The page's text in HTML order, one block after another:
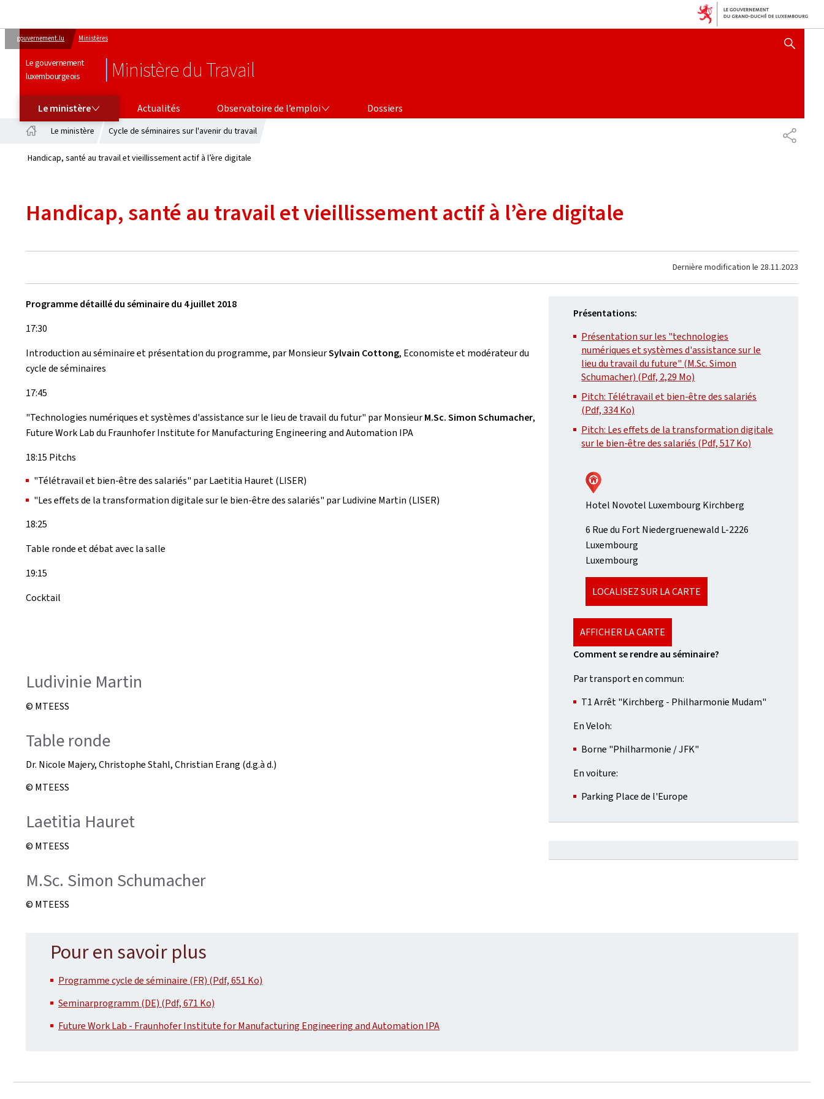
gouvernement.lu Ministères
Le gouvernement
luxembourgeois
Ministère du Travail
AFFICHER / MASQUER
Le ministère Actualités Observatoire de l’emploi
Dossiers
Le ministère Cycle de séminaires sur l'avenir du travail
Handicap, santé au travail et vieillissement actif à l’ère digitale
Handicap, santé au travail et vieillissement actif à l’ère digitale
Dernière modification le 28.11.2023
Programme détaillé du séminaire du 4 juillet 2018
17:30
Introduction au séminaire et présentation du programme, par MonsieurSylvain Cottong, Economiste et modérateur du
cycle de séminaires
17:45
"Technologies numériques et systèmes d'assistance sur le lieu de travail du futur" par MonsieurM.Sc. Simon Schumacher,
Future Work Lab du Fraunhofer Institute for Manufacturing Engineering and Automation IPA
18:15 Pitchs
"Télétravail et bien-être des salariés" par Laetitia Hauret (LISER)
"Les effets de la transformation digitale sur le bien-être des salariés" par Ludivine Martin (LISER)
18:25
Table ronde et débat avec la salle
19:15
Cocktail
Ludivinie Martin
© MTEESS
Table ronde
Dr. Nicole Majery, Christophe Stahl, Christian Erang (d.g.à d.)
© MTEESS
Laetitia Hauret
© MTEESS
M.Sc. Simon Schumacher
© MTEESS
Présentations:
Présentation sur les "technologies
numériques et systèmes d'assistance sur le
lieu du travail du future" (M.Sc. Simon
Schumacher) (Pdf, 2,29 Mo)
Pitch: Télétravail et bien-être des salariés
(Pdf, 334 Ko)
Pitch: Les effets de la transformation digitale
sur le bien-être des salariés (Pdf, 517 Ko)
Hotel Novotel Luxembourg Kirchberg
ADRESSE
:
6 Rue du Fort Niedergruenewald L-2226
Luxembourg
Luxembourg
LOCALISEZ SUR LA CARTE
AFFICHER LA CARTE
Comment se rendre au séminaire?
Par transport en commun:
T1 Arrêt "Kirchberg - Philharmonie Mudam"
En Veloh:
Borne "Philharmonie / JFK"
En voiture:
Parking Place de l'Europe
Pour en savoir plus
Programme cycle de séminaire (FR) (Pdf, 651 Ko)
Seminarprogramm (DE) (Pdf, 671 Ko)
Future Work Lab - Fraunhofer Institute for Manufacturing Engineering and Automation IPA